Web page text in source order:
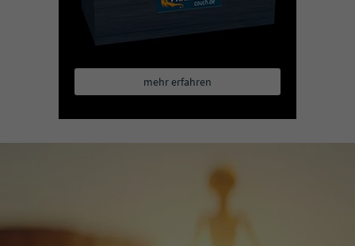
mehr erfahren